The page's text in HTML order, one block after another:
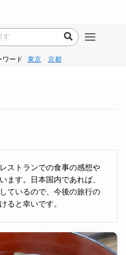
ワード 東京 京都
ストランでの食事の感想や
ます。日本国内であれば、
ているので、今後の旅行の
ると幸いです。